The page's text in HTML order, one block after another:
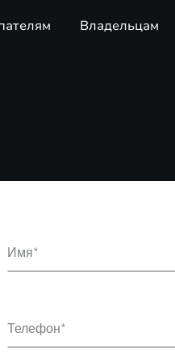
Владельцам
Имя
Телефон